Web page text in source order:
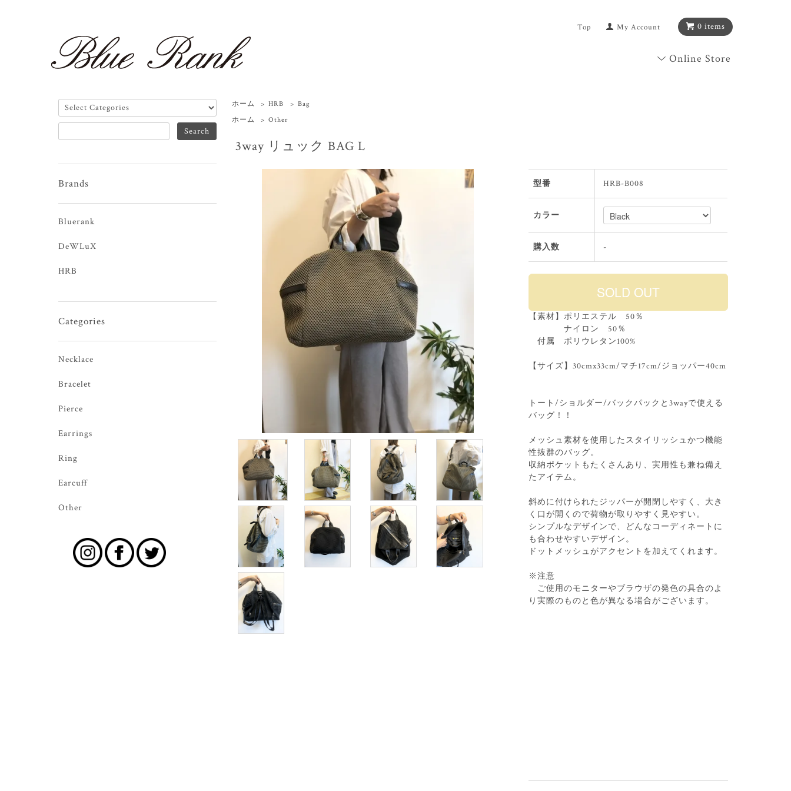
0 items
Top My Account
Online Store
ホーム > HRB > Bag
ホーム
> Other
3way リュック BAG L
型番 HRB-B008
カラー
購入数 -
【素材】ポリエステル 50％
ナイロン 50％
付属 ポリウレタン100%
【サイズ】30cmx33cm/マチ17cm/ジョッパー40cm
トート/ショルダー/バックパックと3wayで使える
バッグ！！
メッシュ素材を使用したスタイリッシュかつ機能
性抜群のバッグ。
収納ポケットもたくさんあり、実用性も兼ね備え
たアイテム。
斜めに付けられたジッパーが開閉しやすく、大き
く口が開くので荷物が取りやすく見やすい。
シンプルなデザインで、どんなコーディネートに
も合わせやすいデザイン。
ドットメッシュがアクセントを加えてくれます。
※注意
ご使用のモニターやブラウザの発色の具合のよ
り実際のものと色が異なる場合がございます。
Brands
Bluerank
DeWLuX
HRB
Categories
Necklace
Bracelet
Pierce
Earrings
Ring
Earcuff
Other